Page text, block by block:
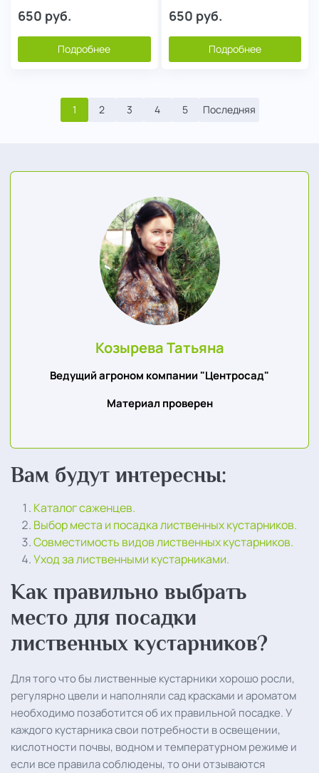
650 руб.
Подробнее
650 руб.
Подробнее
1 2 3 4 5 Последняя
Козырева Татьяна
Ведущий агроном компании "Центросад"
Материал проверен
Вам будут интересны:
Каталог саженцев.
Выбор места и посадка лиственных кустарников.
Совместимость видов лиственных кустарников.
Уход за лиственными кустарниками.
Как правильно выбрать
место для посадки
лиственных кустарников?
Для того что бы лиственные кустарники хорошо росли,
регулярно цвели и наполняли сад красками и ароматом
необходимо позаботится об их правильной посадке. У
каждого кустарника свои потребности в освещении,
кислотности почвы, водном и температурном режиме и
если все правила соблюдены, то они отзываются